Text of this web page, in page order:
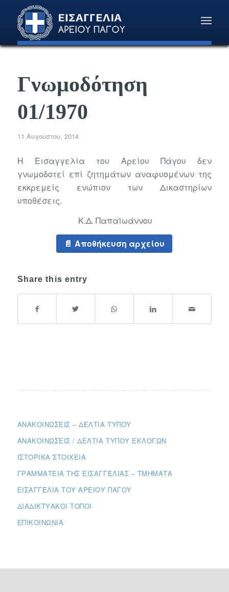
Γνωμοδότηση
01/1970
11 Αυγούστου, 2014
Η Εισαγγελία του Αρείου Πάγου δεν
γνωμοδοτεί επί ζητημάτων αναφυομένων της
εκκρεμείς ενώπιον των Δικαστηρίων
υποθέσεις.
Κ.Δ. Παπαϊωάννου
Αποθήκευση αρχείου
Share this entry
ΑΝΑΚΟΙΝΏΣΕΙΣ – ΔΕΛΤΊΑ ΤΎΠΟΥ
ΑΝΑΚΟΙΝΏΣΕΙΣ / ΔΕΛΤΊΑ ΤΎΠΟΥ ΕΚΛΟΓΏΝ
ΙΣΤΟΡΙΚΆ ΣΤΟΙΧΕΊΑ
ΓΡΑΜΜΑΤΕΊΑ ΤΗΣ ΕΙΣΑΓΓΕΛΊΑΣ – ΤΜΉΜΑΤΑ
ΕΙΣΑΓΓΕΛΊΑ ΤΟΥ ΑΡΕΊΟΥ ΠΆΓΟΥ
ΔΙΑΔΙΚΤΥΑΚΟΊ ΤΌΠΟΙ
ΕΠΙΚΟΙΝΩΝΊΑ